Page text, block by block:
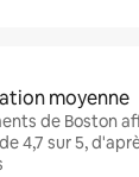
moyenne
de Boston
4,7 sur 5,